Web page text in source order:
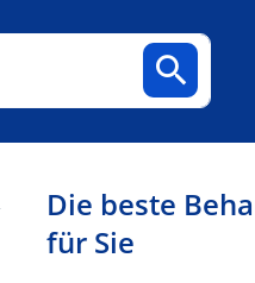
Die beste
für Sie